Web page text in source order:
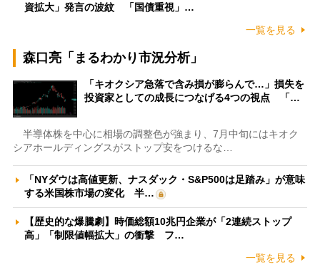
資拡大」発言の波紋 「国債重視」…
一覧を見る
森口亮「まるわかり市況分析」
「キオクシア急落で含み損が膨らんで…」損失を
投資家としての成長につなげる4つの視点 「…
半導体株を中心に相場の調整色が強まり、7月中旬にはキオク
シアホールディングスがストップ安をつけるな…
「NYダウは高値更新、ナスダック・S&P500は足踏み」が意味
する米国株市場の変化 半…
【歴史的な爆騰劇】時価総額10兆円企業が「2連続ストップ
高」「制限値幅拡大」の衝撃 フ…
一覧を見る